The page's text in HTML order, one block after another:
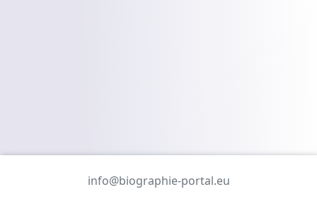
info@biographie-portal.eu